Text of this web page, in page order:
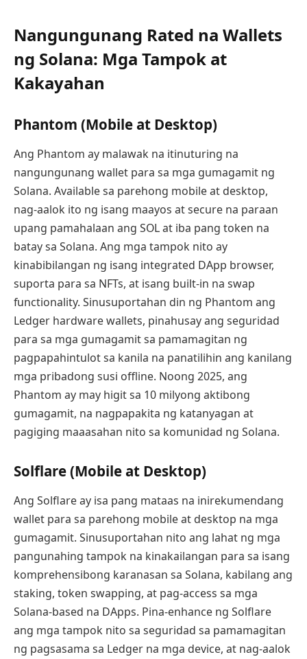
Nangungunang Rated na Wallets
ng Solana: Mga Tampok at
Kakayahan
Phantom (Mobile at Desktop)
Ang Phantom ay malawak na itinuturing na
nangungunang wallet para sa mga gumagamit ng
Solana. Available sa parehong mobile at desktop,
nag-aalok ito ng isang maayos at secure na paraan
upang pamahalaan ang SOL at iba pang token na
batay sa Solana. Ang mga tampok nito ay
kinabibilangan ng isang integrated DApp browser,
suporta para sa NFTs, at isang built-in na swap
functionality. Sinusuportahan din ng Phantom ang
Ledger hardware wallets, pinahusay ang seguridad
para sa mga gumagamit sa pamamagitan ng
pagpapahintulot sa kanila na panatilihin ang kanilang
mga pribadong susi offline. Noong 2025, ang
Phantom ay may higit sa 10 milyong aktibong
gumagamit, na nagpapakita ng katanyagan at
pagiging maaasahan nito sa komunidad ng Solana.
Solflare (Mobile at Desktop)
Ang Solflare ay isa pang mataas na inirekumendang
wallet para sa parehong mobile at desktop na mga
gumagamit. Sinusuportahan nito ang lahat ng mga
pangunahing tampok na kinakailangan para sa isang
komprehensibong karanasan sa Solana, kabilang ang
staking, token swapping, at pag-access sa mga
Solana-based na DApps. Pina-enhance ng Solflare
ang mga tampok nito sa seguridad sa pamamagitan
ng pagsasama sa Ledger na mga device, at nag-aalok